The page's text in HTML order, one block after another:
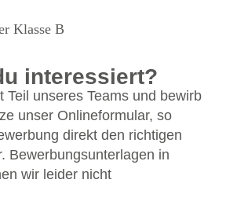
Klasse B
interessiert?
Teil unseres Teams und bewirb
unser Onlineformular, so
direkt den richtigen
Bewerbungsunterlagen in
wir leider nicht